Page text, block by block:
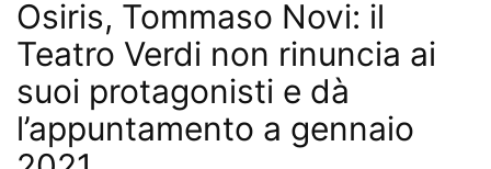
Osiris, Tommaso Novi: il
Teatro Verdi non rinuncia ai
suoi protagonisti e dà
l’appuntamento a gennaio